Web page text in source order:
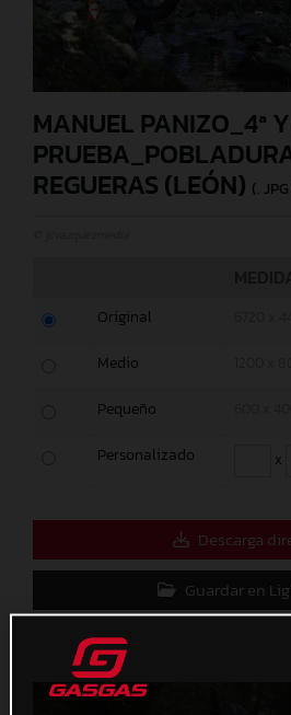
MANUEL PANIZO_4ª
REGUERAS (LEÓN) (.
Original
Medio
Pequeño
Personalizado x
Descarga
Guardar en